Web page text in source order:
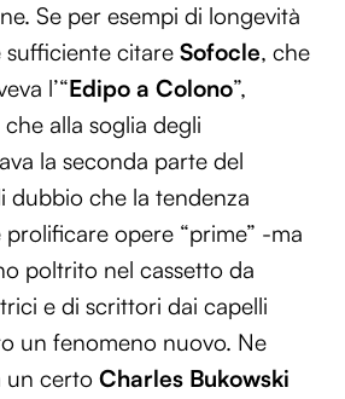
Se per esempi di longevità
sufficiente citare Sofocle, che
l’“Edipo a Colono”,
che alla soglia degli
la seconda parte del
dubbio che la tendenza
opere “prime” -ma
poltrito nel cassetto da
e di scrittori dai capelli
un fenomeno nuovo. Ne
un certo Charles Bukowski